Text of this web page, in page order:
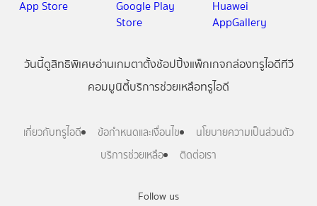
Follow us
วันนี้ดูสิทธิพิเศษอ่านเกมตาตั้งช้อปปิ้งแพ็กเกจกล่องทรูไอดีทีวี
คอมมูนิตี้บริการช่วยเหลือทรูไอดี
เกี่ยวกับทรูไอดี ข้อกำหนดและเงื่อนไข
นโยบายความเป็นส่วนตัว
บริการช่วยเหลือ
ติดต่อเรา